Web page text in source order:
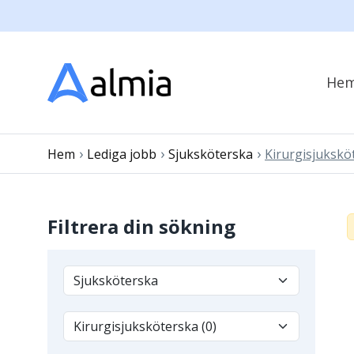
Hem › Lediga jobb › Sjuksköterska ›
Filtrera din sökning